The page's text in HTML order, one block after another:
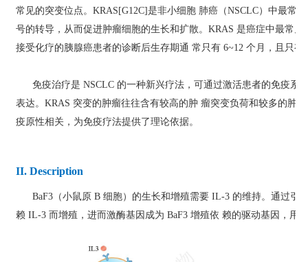
常见的突变位点。KRAS[G12C]是非小细胞 肺癌（NSCLC）中最常
号的转导，从而促进肿瘤细胞的生长和扩散。KRAS 是癌症中最常
接受化疗的胰腺癌患者的诊断后生存期通 常只有 6~12 个月，且只
免疫治疗是 NSCLC 的一种新兴疗法，可通过激活患者的免疫系
表达。KRAS 突变的肿瘤往往含有较高的肿 瘤突变负荷和较多的肿
疫原性相关，为免疫疗法提供了理论依据。
II. Description
BaF3（小鼠原 B 细胞）的生长和增殖需要 IL-3 的维持。通过引
赖 IL-3 而增殖，进而激酶基因成为 BaF3 增殖依 赖的驱动基因，用